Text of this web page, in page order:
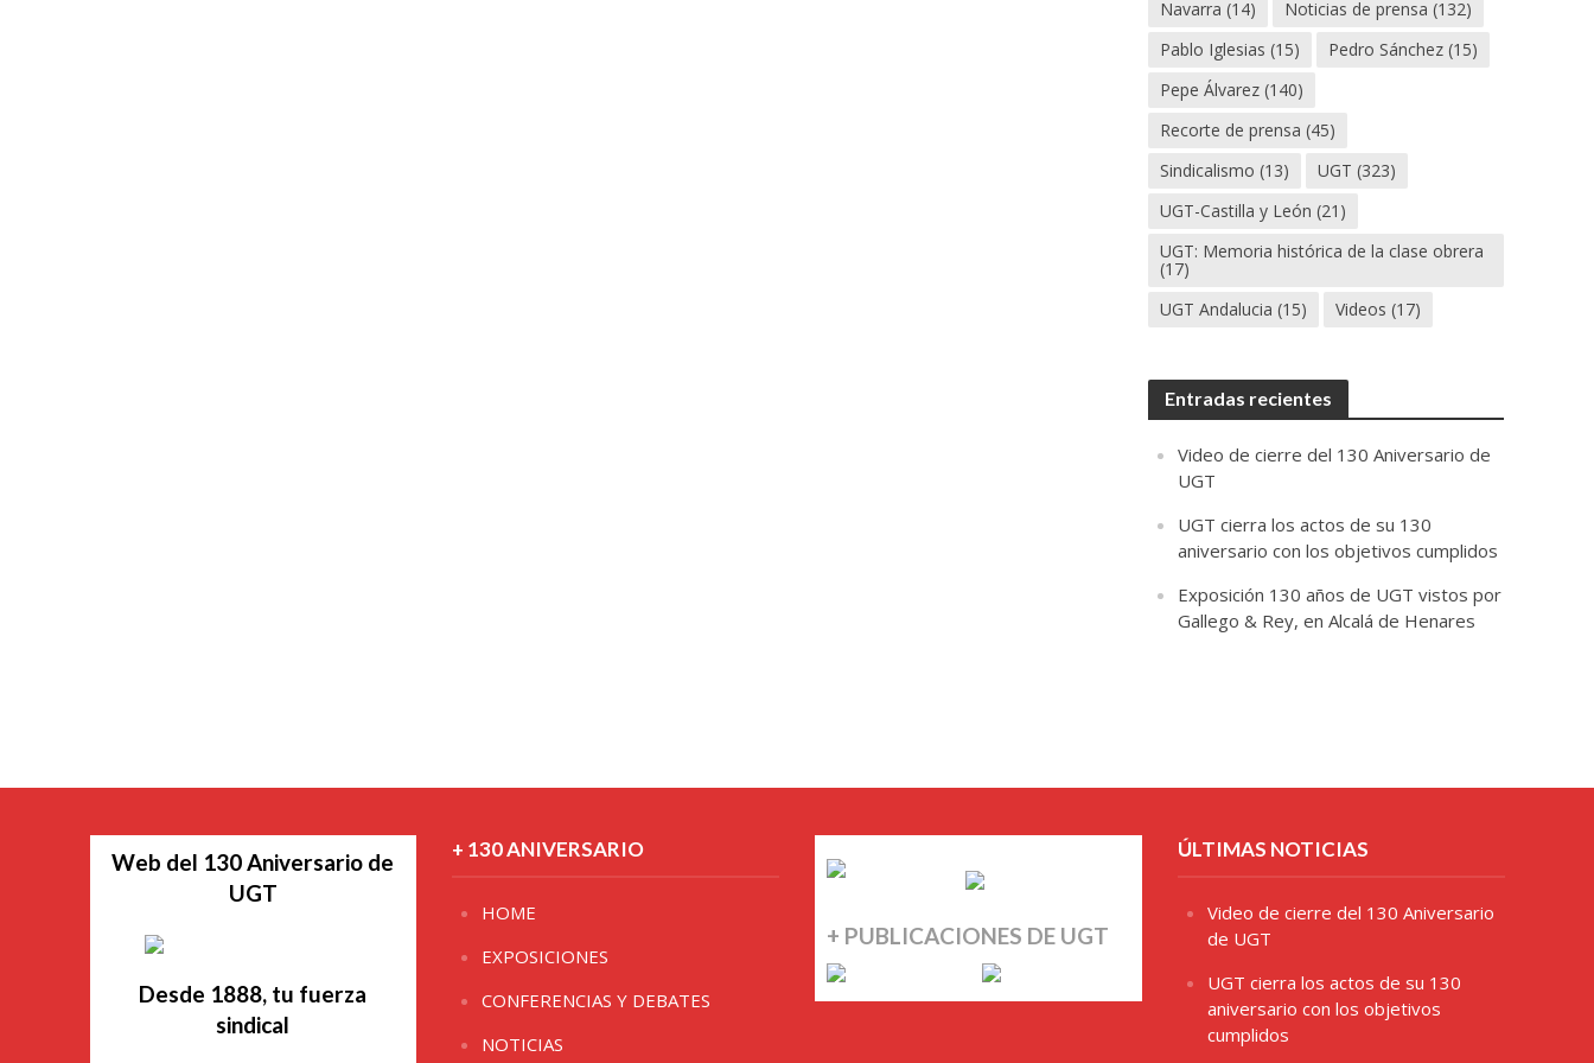
Navarra (14) Noticias de prensa (132)
Pablo Iglesias (15) Pedro Sánchez (15)
Pepe Álvarez (140)
Recorte de prensa (45)
Sindicalismo (13) UGT (323)
UGT-Castilla y León (21)
UGT: Memoria histórica de la clase obrera
(17)
UGT Andalucia (15) Videos (17)
Entradas recientes
Video de cierre del 130 Aniversario de
UGT
UGT cierra los actos de su 130
aniversario con los objetivos cumplidos
Exposición 130 años de UGT vistos por
Gallego & Rey, en Alcalá de Henares
Web del 130 Aniversario de
UGT
Desde 1888, tu fuerza
sindical
+ 130 ANIVERSARIO
HOME
EXPOSICIONES
CONFERENCIAS Y DEBATES
NOTICIAS
+ PUBLICACIONES DE UGT
ÚLTIMAS NOTICIAS
Video de cierre del 130 Aniversario
de UGT
UGT cierra los actos de su 130
aniversario con los objetivos
cumplidos